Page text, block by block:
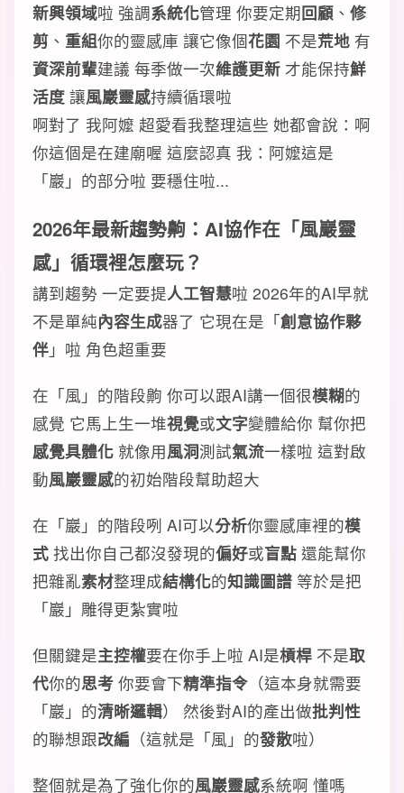
新興領域啦 強調系統化管理 你要定期回顧 、 修
剪 、 重組你的靈感庫 讓它像個花園 不是荒地 有
資深前輩建議 每季做一次維護更新 才能保持鮮
活度 讓風巖靈感持續循環啦
啊對了 我阿嬤 超愛看我整理這些 她都會說：啊
你這個是在建廟喔 這麼認真 我：阿嬤這是
「巖」的部分啦 要穩住啦...
2026年最新趨勢齁： AI協作在「風巖靈
感」 循環裡怎麼玩？
講到趨勢 一定要提人工智慧啦 2026年的AI早就
不是單純內容生成器了 它現在是「創意協作夥
伴」啦 角色超重要
在「風」的階段齁 你可以跟AI講一個很模糊的
感覺 它馬上生一堆視覺或文字變體給你 幫你把
感覺具體化 就像用風洞測試氣流一樣啦 這對啟
動風巖靈感的初始階段幫助超大
在「巖」的階段咧 AI可以分析你靈感庫裡的模
式 找出你自己都沒發現的偏好或盲點 還能幫你
把雜亂素材整理成結構化的知識圖譜 等於是把
「巖」雕得更紮實啦
但關鍵是主控權要在你手上啦 AI是槓桿 不是取
代你的思考 你要會下精準指令 （這本身就需要
「巖」的清晰邏輯） 然後對AI的產出做批判性
的聯想跟改編 （這就是「風」的發散啦）
整個就是為了強化你的風巖靈感系統啊 懂嗎